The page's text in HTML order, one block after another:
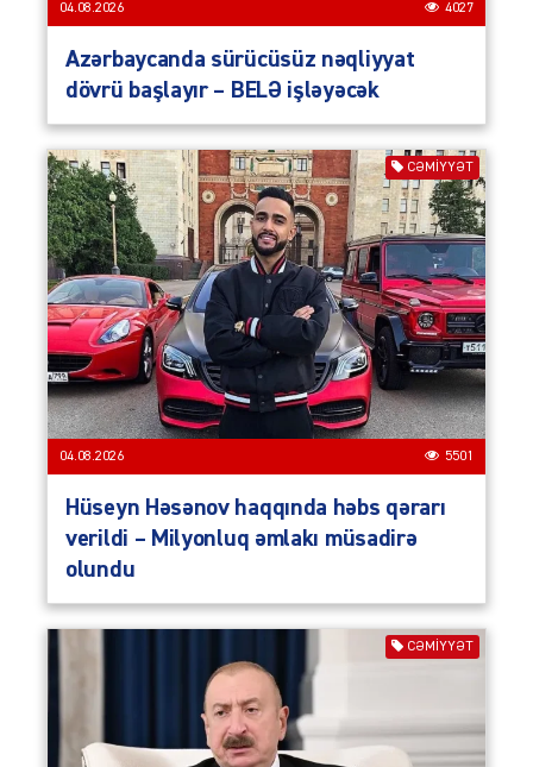
04.08.2026 4027
Azərbaycanda sürücüsüz nəqliyyat
dövrü başlayır – BELƏ işləyəcək
CƏMIYYƏT
04.08.2026 5501
Hüseyn Həsənov haqqında həbs qərarı
verildi – Milyonluq əmlakı müsadirə
olundu
CƏMIYYƏT